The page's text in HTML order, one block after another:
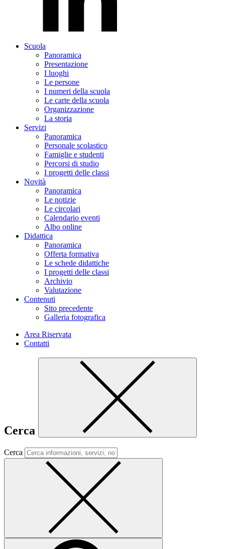
Scuola
Panoramica
Presentazione
I luoghi
Le persone
I numeri della scuola
Le carte della scuola
Organizzazione
La storia
Servizi
Panoramica
Personale scolastico
Famiglie e studenti
Percorsi di studio
I progetti delle classi
Novità
Panoramica
Le notizie
Le circolari
Calendario eventi
Albo online
Didattica
Panoramica
Offerta formativa
Le schede didattiche
I progetti delle classi
Archivio
Valutazione
Contenuti
Sito precedente
Galleria fotografica
Area Riservata
Contatti
Cerca
Cerca